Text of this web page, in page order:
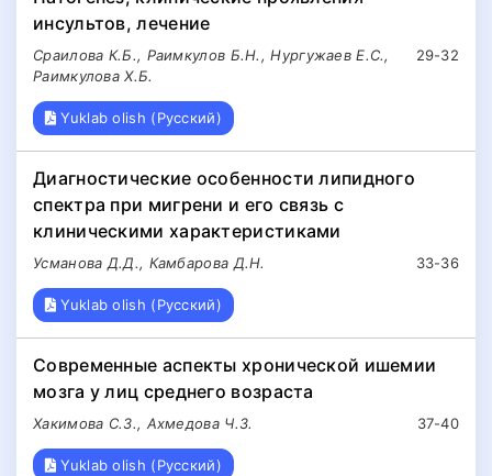
инсультов, лечение
29-32
Сраилова К.Б., Раимкулов Б.Н., Нургужаев Е.С.,
Раимкулова Х.Б.
Yuklab olish (Русский)
Диагностические особенности липидного
спектра при мигрени и его связь с
клиническими характеристиками
33-36
Усманова Д.Д., Камбарова Д.Н.
Yuklab olish (Русский)
Современные аспекты хронической ишемии
мозга у лиц среднего возраста
37-40
Хакимова С.З., Ахмедова Ч.З.
Yuklab olish (Русский)